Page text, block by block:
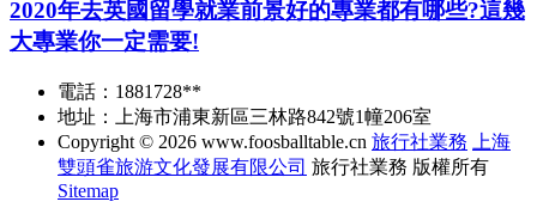
2020年去英國留學就業前景好的專業都有哪些?這幾
大專業你一定需要!
電話：1881728**
地址：上海市浦東新區三林路842號1幢206室
Copyright © 2026 www.foosballtable.cn 旅行社業務
上海
雙頭雀旅游文化發展有限公司 旅行社業務 版權所有
Sitemap